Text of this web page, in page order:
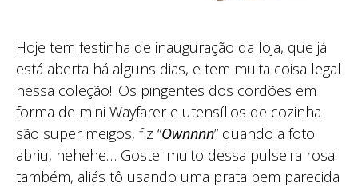
Hoje tem festinha de inauguração da loja, que já
está aberta há alguns dias, e tem muita coisa legal
nessa coleção!! Os pingentes dos cordões em
forma de mini Wayfarer e utensílios de cozinha
são super meigos, fiz “Ownnnn” quando a foto
abriu, hehehe… Gostei muito dessa pulseira rosa
também, aliás tô usando uma prata bem parecida